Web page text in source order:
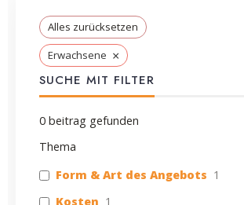
Alles zurücksetzen
Erwachsene ×
SUCHE MIT FILTER
0 beitrag gefunden
Thema
Form & Art des Angebots 1
Kosten 1